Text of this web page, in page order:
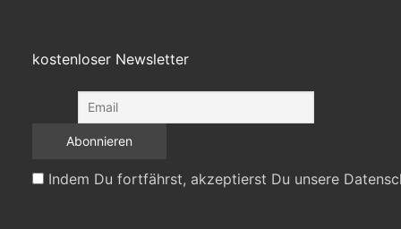
kostenloser Newsletter
Indem Du fortfährst, akzeptierst Du unsere